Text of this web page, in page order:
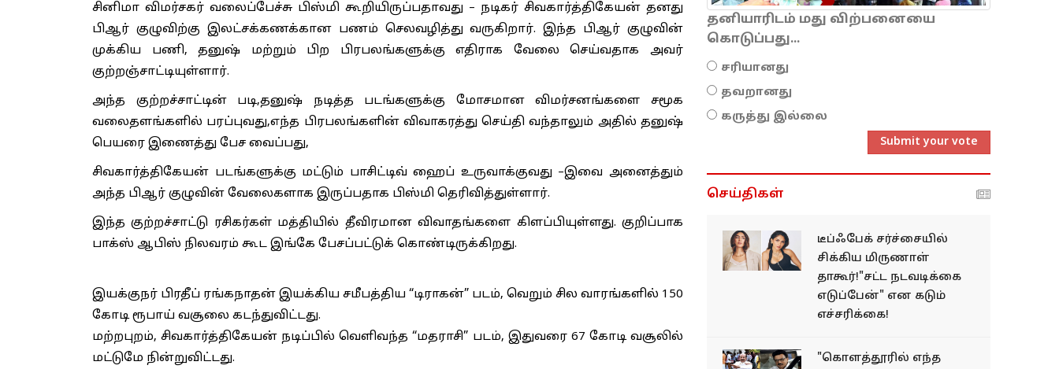
சினிமா விமர்சகர் வலைப்பேச்சு பிஸ்மி கூறியிருப்பதாவது – நடிகர் சிவகார்த்திகேயன் தனது
பிஆர் குழுவிற்கு இலட்சக்கணக்கான பணம் செலவழித்து வருகிறார். இந்த பிஆர் குழுவின்
முக்கிய பணி, தனுஷ் மற்றும் பிற பிரபலங்களுக்கு எதிராக வேலை செய்வதாக அவர்
குற்றஞ்சாட்டியுள்ளார்.
அந்த குற்றச்சாட்டின் படி,தனுஷ் நடித்த படங்களுக்கு மோசமான விமர்சனங்களை சமூக
வலைதளங்களில் பரப்புவது,எந்த பிரபலங்களின் விவாகரத்து செய்தி வந்தாலும் அதில் தனுஷ்
பெயரை இணைத்து பேச வைப்பது,
சிவகார்த்திகேயன் படங்களுக்கு மட்டும் பாசிட்டிவ் ஹைப் உருவாக்குவது –இவை அனைத்தும்
அந்த பிஆர் குழுவின் வேலைகளாக இருப்பதாக பிஸ்மி தெரிவித்துள்ளார்.
இந்த குற்றச்சாட்டு ரசிகர்கள் மத்தியில் தீவிரமான விவாதங்களை கிளப்பியுள்ளது. குறிப்பாக
பாக்ஸ் ஆபிஸ் நிலவரம் கூட இங்கே பேசப்பட்டுக் கொண்டிருக்கிறது.
இயக்குநர் பிரதீப் ரங்கநாதன் இயக்கிய சமீபத்திய “டிராகன்” படம், வெறும் சில வாரங்களில் 150
கோடி ரூபாய் வசூலை கடந்துவிட்டது.
மற்றபுறம், சிவகார்த்திகேயன் நடிப்பில் வெளிவந்த “மதராசி” படம், இதுவரை 67 கோடி வசூலில்
மட்டுமே நின்றுவிட்டது.
தனியாரிடம் மது விற்பனையை
கொடுப்பது...
சரியானது
தவறானது
கருத்து இல்லை
Submit your vote
செய்திகள்
டீப்ஃபேக் சர்ச்சையில்
சிக்கிய மிருணாள்
தாகூர்!"சட்ட நடவடிக்கை
எடுப்பேன்" என கடும்
எச்சரிக்கை!
"கொளத்தூரில் எந்த